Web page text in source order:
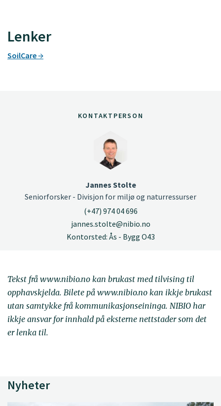
Lenker
SoilCare
KONTAKTPERSON
Jannes Stolte
Seniorforsker - Divisjon for miljø og naturressurser
(+47) 974 04 696
jannes.stolte@nibio.no
Kontorsted: Ås - Bygg O43
Tekst frå www.nibio.no kan brukast med tilvising til
opphavskjelda. Bilete på www.nibio.no kan ikkje brukast
utan samtykke frå kommunikasjonseininga. NIBIO har
ikkje ansvar for innhald på eksterne nettstader som det
er lenka til.
Nyheter